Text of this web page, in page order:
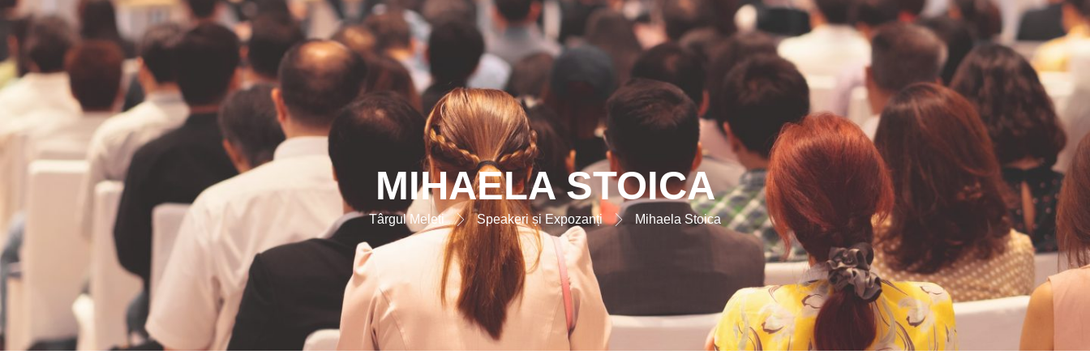
MIHAELA STOICA
Târgul Meleti Speakeri și Expozanți Mihaela Stoica